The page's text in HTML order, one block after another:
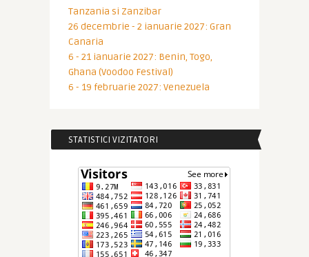
Tanzania si Zanzibar
26 decembrie - 2 ianuarie 2027: Gran
Canaria
6 - 21 ianuarie 2027: Benin, Togo,
Ghana (Voodoo Festival)
6 - 19 februarie 2027: Venezuela
STATISTICI VIZITATORI